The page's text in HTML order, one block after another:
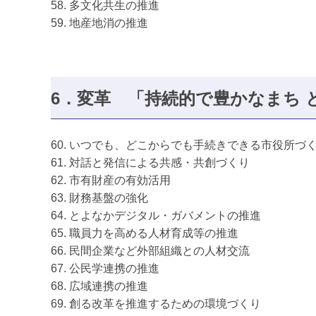
58. 多文化共生の推進
59. 地産地消の推進
6．変革 「持続的で豊かなまち
60. いつでも、どこからでも手続きできる市役所づ
61. 対話と発信による共感・共創づくり
62. 市有財産の有効活用
63. 財務基盤の強化
64. とよなかデジタル・ガバメントの推進
65. 職員力を高める人材育成等の推進
66. 民間企業など外部組織との人材交流
67. 公民学連携の推進
68. 広域連携の推進
69. 創る改革を推進するための環境づくり